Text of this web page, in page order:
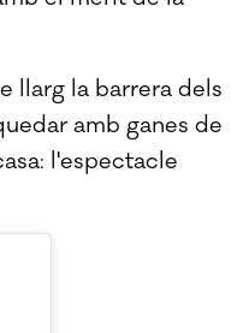
llarg la barrera dels
amb ganes de
l'espectacle